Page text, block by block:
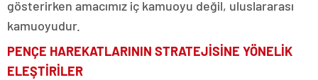
gösterirken amacımız iç kamuoyu değil, uluslararası
kamuoyudur.
PENÇE HAREKATLARININ STRATEJİSİNE YÖNELİK
ELEŞTİRİLER